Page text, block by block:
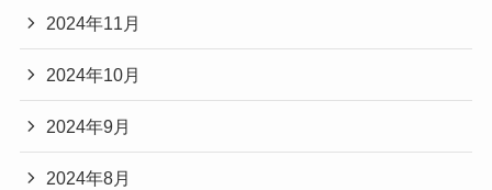
2024年11月
2024年10月
2024年9月
2024年8月